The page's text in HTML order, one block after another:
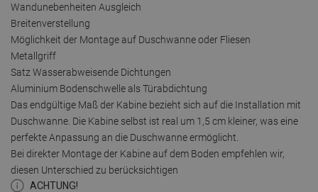
Wandunebenheiten Ausgleich
Breitenverstellung
Möglichkeit der Montage auf Duschwanne oder Fliesen
Metallgriff
Satz Wasserabweisende Dichtungen
Aluminium Bodenschwelle als Türabdichtung
Das endgültige Maß der Kabine bezieht sich auf die Installation mit
Duschwanne. Die Kabine selbst ist real um 1,5 cm kleiner, was eine
perfekte Anpassung an die Duschwanne ermöglicht.
Bei direkter Montage der Kabine auf dem Boden empfehlen wir,
diesen Unterschied zu berücksichtigen
ACHTUNG!